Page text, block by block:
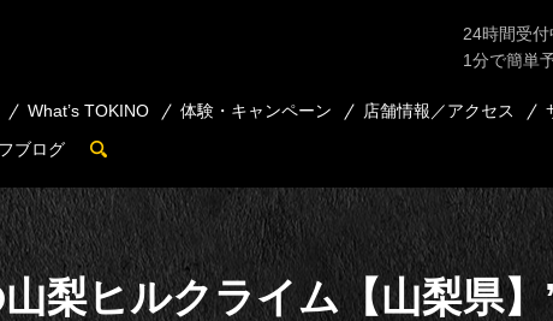
What’s TOKINO 体験・キャンペーン 店舗情報／アクセス
ブログ
search
24時間受付
1分で簡単
梨ヒルクライム【山梨県】